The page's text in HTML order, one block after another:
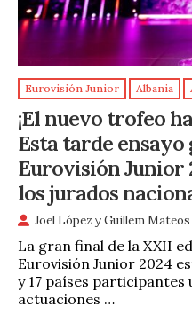
Eurovisión Junior Albania
¡El nuevo trofeo
Esta tarde ensayo
Eurovisión Junior
los jurados
Joel López yGuillem Mateos
La gran final de la XXII
Eurovisión Junior 2024
y 17 países participantes
actuaciones …